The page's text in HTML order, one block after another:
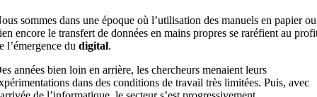
sommes dans une époque où l’utilisation des manuels en papier ou
encore le transfert de données en mains propres se raréfient au
l’émergence du digital.
années bien loin en arrière, les chercheurs menaient leurs
dans des conditions de travail très limitées. Puis, avec